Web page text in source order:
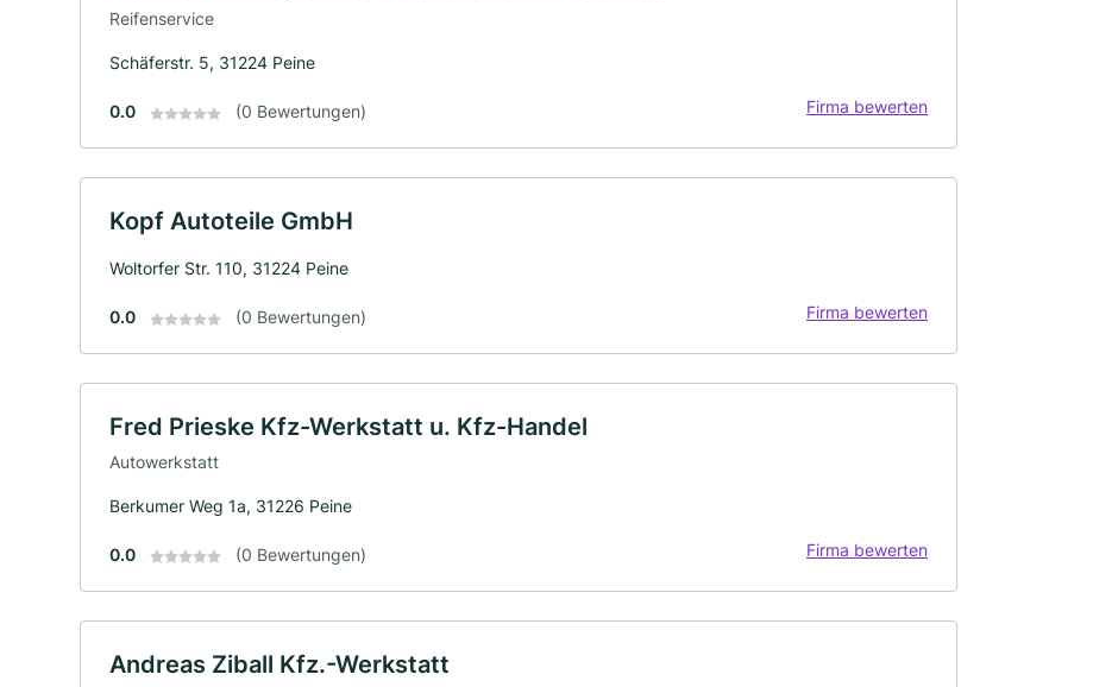
Reifenservice
Schäferstr. 5, 31224 Peine
0.0 (0 Bewertungen) Firma bewerten
Kopf Autoteile GmbH
Woltorfer Str. 110, 31224 Peine
0.0 (0 Bewertungen) Firma bewerten
Fred Prieske Kfz-Werkstatt u. Kfz-Handel
Autowerkstatt
Berkumer Weg 1a, 31226 Peine
0.0 (0 Bewertungen) Firma bewerten
Andreas Ziball Kfz.-Werkstatt